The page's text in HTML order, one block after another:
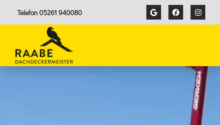
Telefon 05261 940080